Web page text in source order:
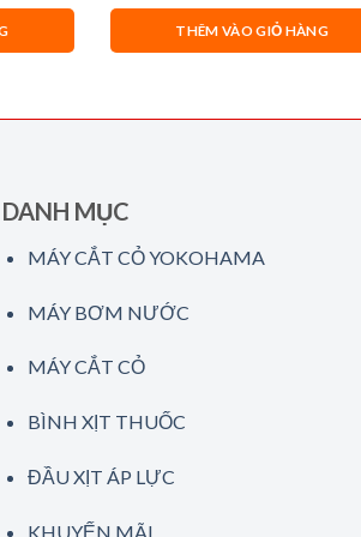
THÊM VÀO GIỎ HÀNG
DANH MỤC
MÁY CẮT CỎ YOKOHAMA
MÁY BƠM NƯỚC
MÁY CẮT CỎ
BÌNH XỊT THUỐC
ĐẦU XỊT ÁP LỰC
KHUYẾN MÃI